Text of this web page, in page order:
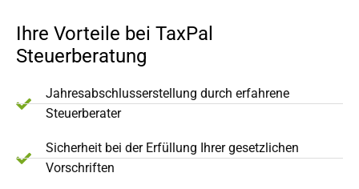
Ihre Vorteile bei TaxPal
Steuerberatung
Jahresabschlusserstellung durch erfahrene
Steuerberater
Sicherheit bei der Erfüllung Ihrer gesetzlichen
Vorschriften